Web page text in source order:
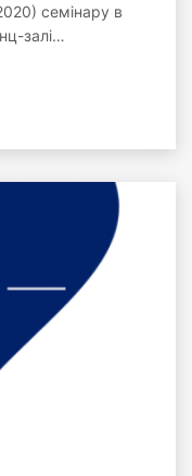
семінару в
залі…